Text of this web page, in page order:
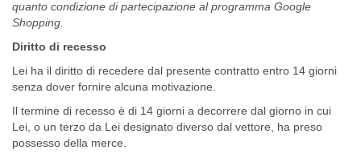
quanto condizione di partecipazione al programma Google
Shopping.
Diritto di recesso
Lei ha il diritto di recedere dal presente contratto entro 14 giorni
senza dover fornire alcuna motivazione.
Il termine di recesso è di 14 giorni a decorrere dal giorno in cui
Lei, o un terzo da Lei designato diverso dal vettore, ha preso
possesso della merce.